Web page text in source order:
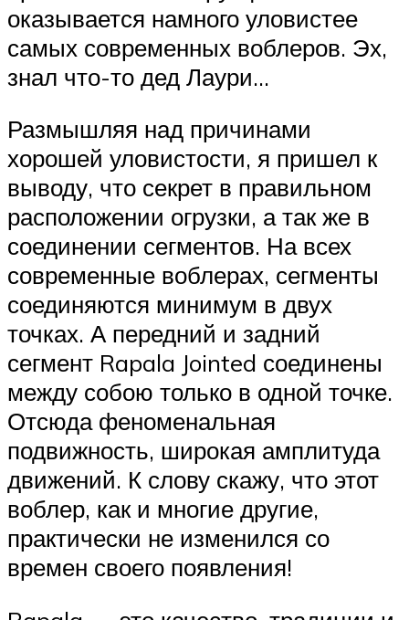
оказывается намного уловистее
самых современных воблеров. Эх,
знал что-то дед Лаури…
Размышляя над причинами
хорошей уловистости, я пришел к
выводу, что секрет в правильном
расположении огрузки, а так же в
соединении сегментов. На всех
современные воблерах, сегменты
соединяются минимум в двух
точках. А передний и задний
сегмент Rapala Jointed соединены
между собою только в одной точке.
Отсюда феноменальная
подвижность, широкая амплитуда
движений. К слову скажу, что этот
воблер, как и многие другие,
практически не изменился со
времен своего появления!